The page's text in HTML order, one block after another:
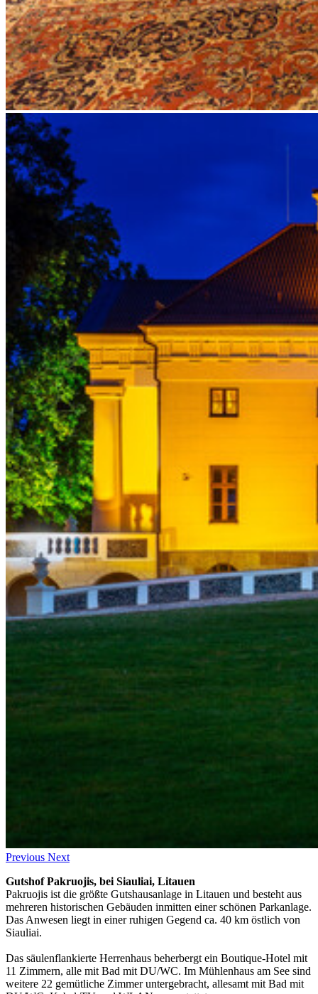
Previous Next
Gutshof Pakruojis, bei Siauliai, Litauen
Pakruojis ist die größte Gutshausanlage in Litauen und besteht aus
mehreren historischen Gebäuden inmitten einer schönen Parkanlage.
Das Anwesen liegt in einer ruhigen Gegend ca. 40 km östlich von
Siauliai.
Das säulenflankierte Herrenhaus beherbergt ein Boutique-Hotel mit
11 Zimmern, alle mit Bad mit DU/WC. Im Mühlenhaus am See sind
weitere 22 gemütliche Zimmer untergebracht, allesamt mit Bad mit